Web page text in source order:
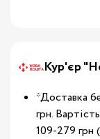
Кур'єр
*Доставка
грн.
109-279 грн